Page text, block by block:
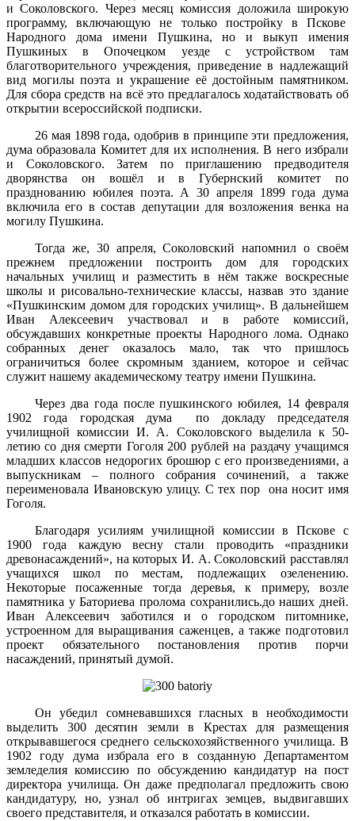
и Соколовского. Через месяц комиссия доложила широкую
программу, включающую не только постройку в Пскове
Народного дома имени Пушкина, но и выкуп имения
Пушкиных в Опочецком уезде с устройством там
благотворительного учреждения, приведение в надлежащий
вид могилы поэта и украшение её достойным памятником.
Для сбора средств на всё это предлагалось ходатайствовать об
открытии всероссийской подписки.
26 мая 1898 года, одобрив в принципе эти предложения,
дума образовала Комитет для их исполнения. В него избрали
и Соколовского. Затем по приглашению предводителя
дворянства он вошёл и в Губернский комитет по
празднованию юбилея поэта. А 30 апреля 1899 года дума
включила его в состав депутации для возложения венка на
могилу Пушкина.
Тогда же, 30 апреля, Соколовский напомнил о своём
прежнем предложении построить дом для городских
начальных училищ и разместить в нём также воскресные
школы и рисовально-технические классы, назвав это здание
«Пушкинским домом для городских училищ». В дальнейшем
Иван Алексеевич участвовал и в работе комиссий,
обсуждавших конкретные проекты Народного лома. Однако
собранных денег оказалось мало, так что пришлось
ограничиться более скромным зданием, которое и сейчас
служит нашему академическому театру имени Пушкина.
Через два года после пушкинского юбилея, 14 февраля
1902 года городская дума по докладу председателя
училищной комиссии И. А. Соколовского выделила к 50-
летию со дня смерти Гоголя 200 рублей на раздачу учащимся
младших классов недорогих брошюр с его произведениями, а
выпускникам – полного собрания сочинений, а также
переименовала Ивановскую улицу. С тех пор она носит имя
Гоголя.
Благодаря усилиям училищной комиссии в Пскове с
1900 года каждую весну стали проводить «праздники
древонасаждений», на которых И. А. Соколовский расставлял
учащихся школ по местам, подлежащих озеленению.
Некоторые посаженные тогда деревья, к примеру, возле
памятника у Баториева пролома сохранились.до наших дней.
Иван Алексеевич заботился и о городском питомнике,
устроенном для выращивания саженцев, а также подготовил
проект обязательного постановления против порчи
насаждений, принятый думой.
Он убедил сомневавшихся гласных в необходимости
выделить 300 десятин земли в Крестах для размещения
открывавшегося среднего сельскохозяйственного училища. В
1902 году дума избрала его в созданную Департаментом
земледелия комиссию по обсуждению кандидатур на пост
директора училища. Он даже предполагал предложить свою
кандидатуру, но, узнал об интригах земцев, выдвигавших
своего представителя, и отказался работать в комиссии.